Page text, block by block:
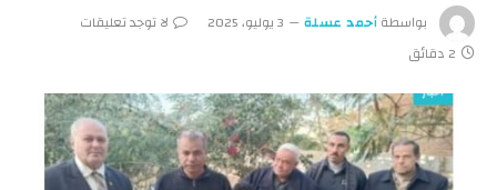
بواسطةأحمد عسلة 3 يوليو، 2025
لا توجد تعليقات
2 دقائق